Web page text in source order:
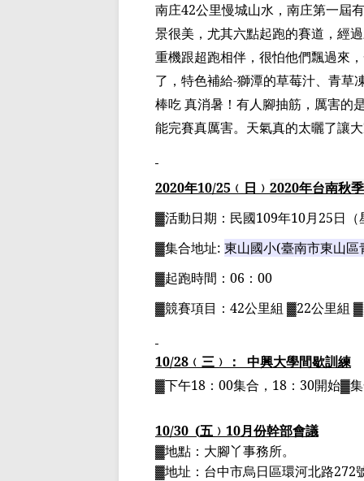
南庄42公里慢城山水，南庄第一屆
景很美，尤其六點起跑的賽道，經
重機跟超跑相伴，很怕他們飄過來
了，特色補給-獅潭的草莓汁、青草
棒吃 真消暑！有人腳抽筋，厲害的
能完賽真厲害。天氣真的太曬了讓
2020年10/25 ﹙日﹚ 2020年台南秋
▓活動日期： 民國109年10月25日
▓集合地址: 東山國小(臺南市東山區
▓起跑時間： 06 ： 00
▓競賽項目： 42公里組 ▓22公里組
10/28 ﹙三﹚：
中興大學間歇訓練
▓下午18 ： 00集合， 18 ： 30開始▓
10/30 (五﹚ 10月份幹部會議
▓地點：大腳丫事務所。
▓地址：台中市烏日區環河北路272